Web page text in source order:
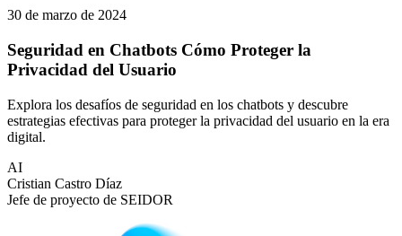
30 de marzo de 2024
Seguridad en Chatbots Cómo Proteger la
Privacidad del Usuario
Explora los desafíos de seguridad en los chatbots y descubre
estrategias efectivas para proteger la privacidad del usuario en la era
digital.
AI
Cristian Castro Díaz
Jefe de proyecto de SEIDOR